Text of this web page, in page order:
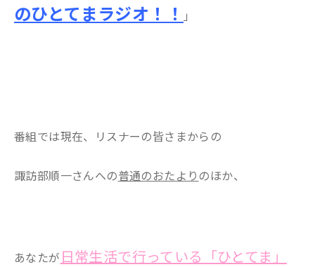
のひとてまラジオ！！ 」
番組では現在、リスナーの皆さまからの
諏訪部順一さんへの普通のおたより のほか、
あなたが 日常生活で行っている「ひとてま」